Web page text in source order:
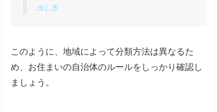
出し方
このように、地域によって分類方法は異なるた
め、お住まいの自治体のルールをしっかり確認し
ましょう。